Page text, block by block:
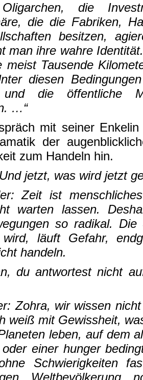
die
die die Fabriken,
besitzen,
man ihre wahre
meist Tausende
diesen
und die öffentliche
…“
mit seiner
der
zum Handeln hin.
Und jetzt, was wird jetzt
Zeit ist
warten lassen.
so radikal.
wird, läuft Gefahr,
handeln.
du antwortest nicht
Zohra, wir wissen
weiß mit Gewissheit,
leben, auf dem
einer hunger
Schwierigkeiten
Weltbevölkerung